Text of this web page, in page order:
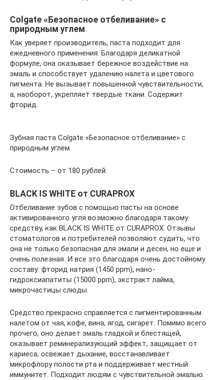
Colgate «Безопасное отбеливание» с
природным углем
Как уверяет производитель, паста подходит для
ежедневного применения. Благодаря деликатной
формуле, она оказывает бережное воздействие на
эмаль и способствует удалению налета и цветового
пигмента. Не вызывает повышенной чувствительности,
а, наоборот, укрепляет твердые ткани. Содержит
фторид.
Зубная паста Colgate «Безопасное отбеливание» с
природным углем
Стоимость – от 180 рублей.
BLACK IS WHITE от CURAPROX
Отбеливание зубов с помощью пасты на основе
активированного угля возможно благодаря такому
средству, как BLACK IS WHITE от CURAPROX. Отзывы
стоматологов и потребителей позволяют судить, что
она не только безопасная для эмали и десен, но еще и
очень полезная. И все это благодаря очень достойному
составу: фторид натрия (1450 ppm), нано-
гидроксиапатиты (15000 ppm), экстракт лайма,
микрочастицы слюды.
Средство прекрасно справляется с пигментированным
налетом от чая, кофе, вина, ягод, сигарет. Помимо всего
прочего, оно делает эмаль гладкой и блестящей,
оказывает реминерализующий эффект, защищает от
кариеса, освежает дыхание, восстанавливает
микрофлору полости рта и поддерживает местный
иммунитет. Подходит людям с чувствительной эмалью.